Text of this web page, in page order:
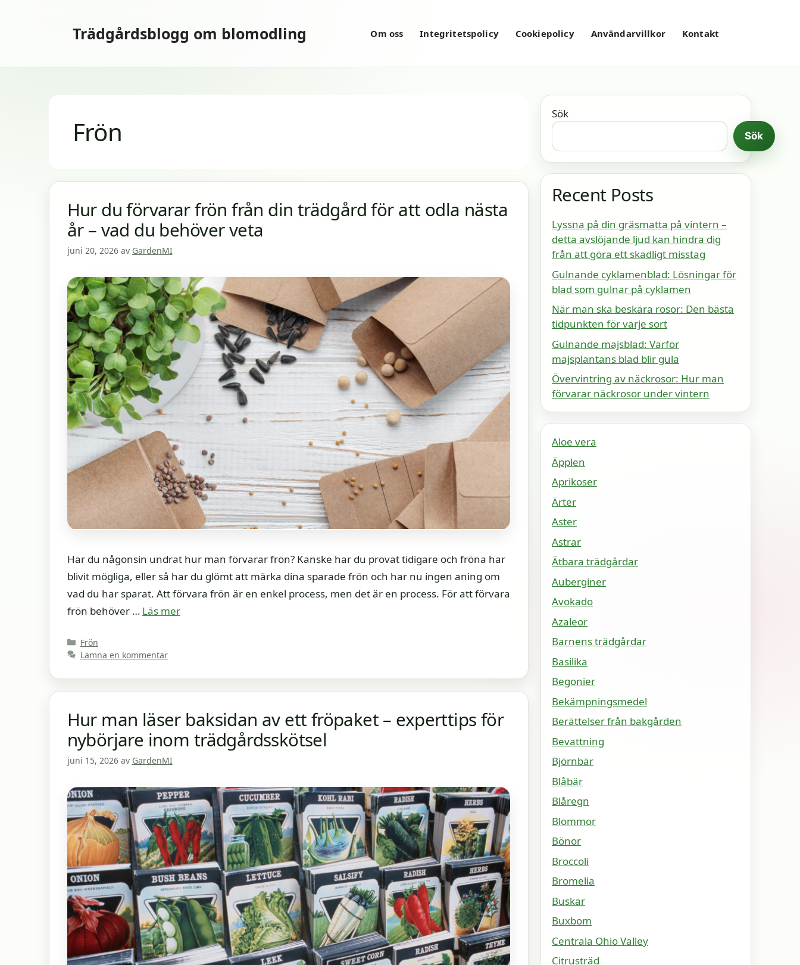
Trädgårdsblogg om blomodling Om oss Integritetspolicy Cookiepolicy Användarvillkor Kontakt
Frön
Hur du förvarar frön från din trädgård för att odla nästa
år – vad du behöver veta
juni 20, 2026 av GardenMI
Har du någonsin undrat hur man förvarar frön? Kanske har du provat tidigare och fröna har
blivit mögliga, eller så har du glömt att märka dina sparade frön och har nu ingen aning om
vad du har sparat. Att förvara frön är en enkel process, men det är en process. För att förvara
frön behöver … Läs mer
Kategorier
Frön
Lämna en kommentar
Hur man läser baksidan av ett fröpaket – experttips för
nybörjare inom trädgårdsskötsel
juni 15, 2026 av GardenMI
Sök
Sök
Recent Posts
Lyssna på din gräsmatta på vintern –
detta avslöjande ljud kan hindra dig
från att göra ett skadligt misstag
Gulnande cyklamenblad: Lösningar för
blad som gulnar på cyklamen
När man ska beskära rosor: Den bästa
tidpunkten för varje sort
Gulnande majsblad: Varför
majsplantans blad blir gula
Övervintring av näckrosor: Hur man
förvarar näckrosor under vintern
Aloe vera
Äpplen
Aprikoser
Ärter
Aster
Astrar
Ätbara trädgårdar
Auberginer
Avokado
Azaleor
Barnens trädgårdar
Basilika
Begonier
Bekämpningsmedel
Berättelser från bakgården
Bevattning
Björnbär
Blåbär
Blåregn
Blommor
Bönor
Broccoli
Bromelia
Buskar
Buxbom
Centrala Ohio Valley
Citrusträd